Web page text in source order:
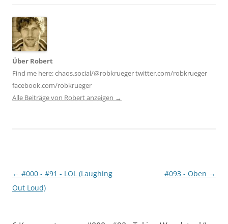
Über Robert
Find me here: chaos.social/@robkrueger twitter.com/robkrueger
facebook.com/robkrueger
Alle Beiträge von Robert anzeigen →
Beitragsnavigation
← #000 - #91 - LOL (Laughing
Out Loud)
#093 - Oben →